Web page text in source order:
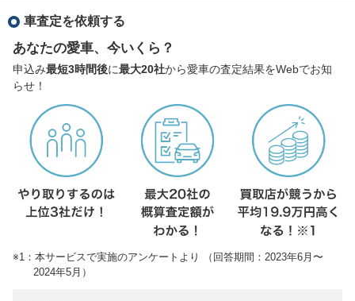
車査定を依頼する
あなたの愛車、今いくら？
申込み最短3時間後に最大20社から愛車の査定結果をWebでお知
らせ！
※1：本サービスで実施のアンケートより （回答期間：2023年6月〜
2024年5月）